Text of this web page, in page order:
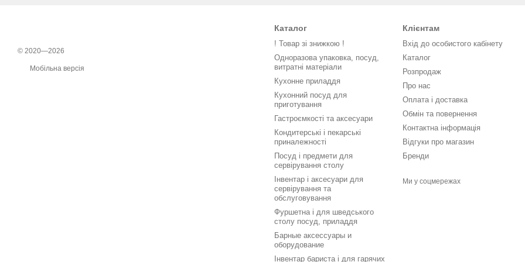
© 2020—2026
Мобільна версія
Каталог
! Товар зі знижкою !
Одноразова упаковка, посуд,
витратні матеріали
Кухонне приладдя
Кухонний посуд для
приготування
Гастроємкості та аксесуари
Кондитерські і пекарські
приналежності
Посуд і предмети для
сервірування столу
Інвентар і аксесуари для
сервірування та
обслуговування
Фуршетна і для шведського
столу посуд, приладдя
Барные аксессуары и
оборудование
Інвентар бариста і для гарячих
Клієнтам
Вхід до особистого кабінету
Каталог
Розпродаж
Про нас
Оплата і доставка
Обмін та повернення
Контактна інформація
Відгуки про магазин
Бренди
Ми у соцмережах